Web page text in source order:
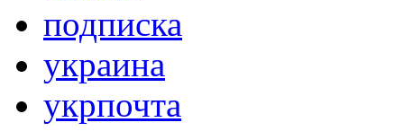
подписка
украина
укрпочта